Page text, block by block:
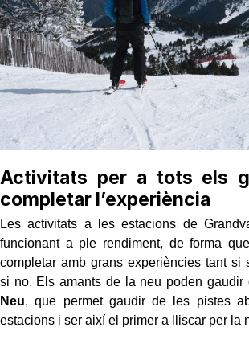
Activitats per a tots els
completar l’experiència
Les activitats a les estacions de
funcionant a ple rendiment, de forma
completar amb grans experiències tant si
si no. Els amants de la neu poden gaudir
Neu, que permet gaudir de les pistes
estacions i ser així el primer a lliscar per la